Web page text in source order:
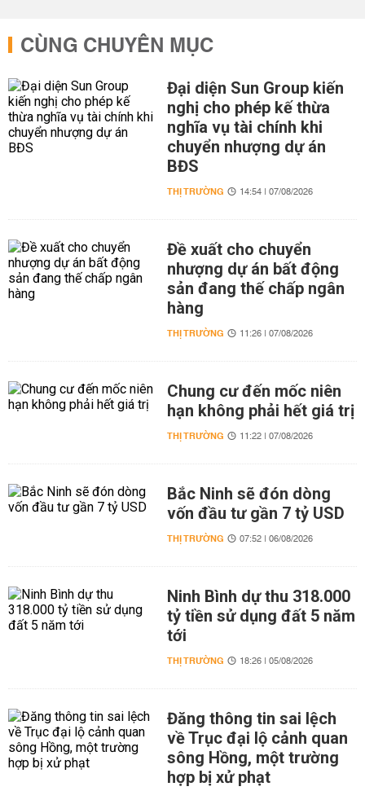
CÙNG CHUYÊN MỤC
Đại diện Sun Group kiến
nghị cho phép kế thừa
nghĩa vụ tài chính khi
chuyển nhượng dự án
BĐS
THỊ TRƯỜNG 14:54 | 07/08/2026
Đề xuất cho chuyển
nhượng dự án bất động
sản đang thế chấp ngân
hàng
THỊ TRƯỜNG 11:26 | 07/08/2026
Chung cư đến mốc niên
hạn không phải hết giá trị
THỊ TRƯỜNG 11:22 | 07/08/2026
Bắc Ninh sẽ đón dòng
vốn đầu tư gần 7 tỷ USD
THỊ TRƯỜNG 07:52 | 06/08/2026
Ninh Bình dự thu 318.000
tỷ tiền sử dụng đất 5 năm
tới
THỊ TRƯỜNG 18:26 | 05/08/2026
Đăng thông tin sai lệch
về Trục đại lộ cảnh quan
sông Hồng, một trường
hợp bị xử phạt